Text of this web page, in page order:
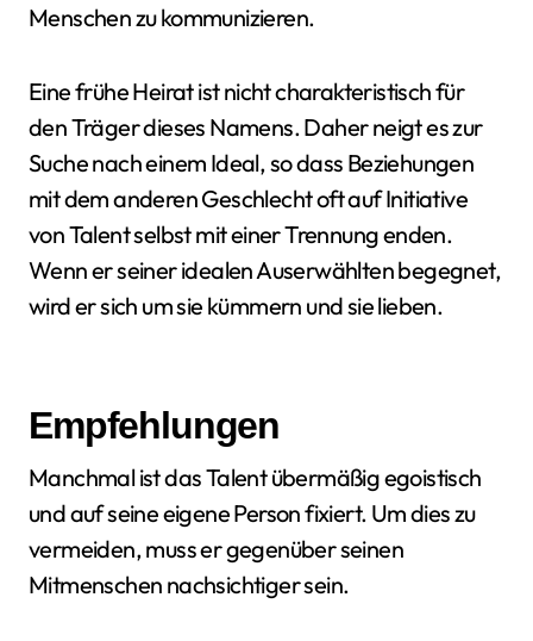
Menschen zu kommunizieren.
Eine frühe Heirat ist nicht charakteristisch für
den Träger dieses Namens. Daher neigt es zur
Suche nach einem Ideal, so dass Beziehungen
mit dem anderen Geschlecht oft auf Initiative
von Talent selbst mit einer Trennung enden.
Wenn er seiner idealen Auserwählten begegnet,
wird er sich um sie kümmern und sie lieben.
Empfehlungen
Manchmal ist das Talent übermäßig egoistisch
und auf seine eigene Person fixiert. Um dies zu
vermeiden, muss er gegenüber seinen
Mitmenschen nachsichtiger sein.